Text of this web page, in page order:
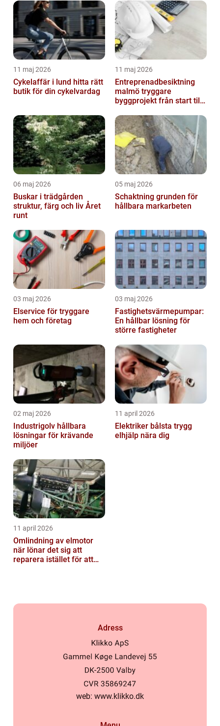
11 maj 2026
Cykelaffär i lund hitta rätt
butik för din cykelvardag
11 maj 2026
Entreprenadbesiktning
malmö tryggare
byggprojekt från start till
06 maj 2026
Buskar i trädgården
struktur, färg och liv Året
runt
05 maj 2026
Schaktning grunden för
hållbara markarbeten
03 maj 2026
Elservice för tryggare
hem och företag
03 maj 2026
Fastighetsvärmepumpar:
En hållbar lösning för
större fastigheter
02 maj 2026
Industrigolv hållbara
lösningar för krävande
miljöer
11 april 2026
Elektriker bålsta trygg
elhjälp nära dig
11 april 2026
Omlindning av elmotor
när lönar det sig att
reparera istället för att
Adress
web: www.klikko.dk